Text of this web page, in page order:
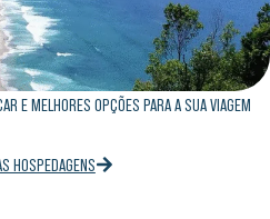
E MELHORES OPÇÕES PARA A SUA VIAGEM
HOSPEDAGENS